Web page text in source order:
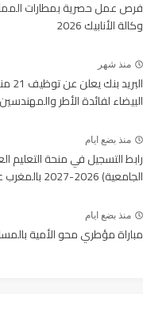
فرص عمل حصرية بمطارات
وكالة الأنابيك 2026
منذ شهر
البيضاء لفائدة الأطر
منذ بضع ايام
رابط التسجيل في منحة التعليم
الجامعية) 2026-2027 بالمغرب عبر Minhaty.ma
منذ بضع ايام
مباراة مؤطري محو الأمية بالمساجد